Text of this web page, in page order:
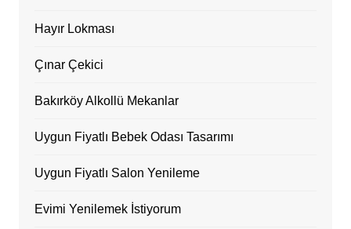
Hayır Lokması
Çınar Çekici
Bakırköy Alkollü Mekanlar
Uygun Fiyatlı Bebek Odası Tasarımı
Uygun Fiyatlı Salon Yenileme
Evimi Yenilemek İstiyorum